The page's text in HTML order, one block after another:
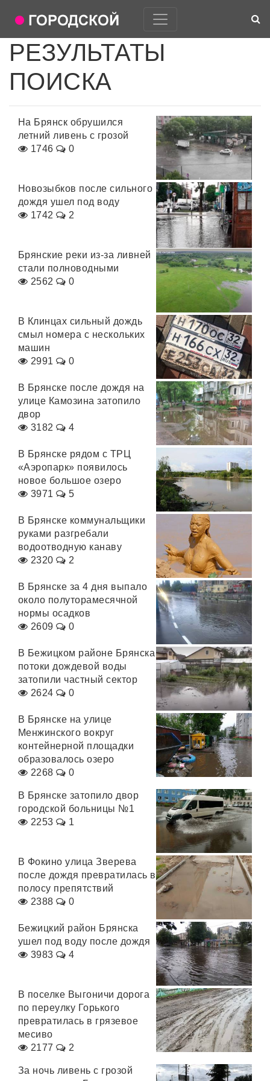
РЕЗУЛЬТАТЫ
ПОИСКА
На Брянск обрушился
летний ливень с грозой
1746
0
Новозыбков после сильного
дождя ушел под воду
1742
2
Брянские реки из-за ливней
стали полноводными
2562
0
В Клинцах сильный дождь
смыл номера с нескольких
машин
2991
0
В Брянске после дождя на
улице Камозина затопило
двор
3182
4
В Брянске рядом с ТРЦ
«Аэропарк» появилось
новое большое озеро
3971
5
В Брянске коммунальщики
руками разгребали
водоотводную канаву
2320
2
В Брянске за 4 дня выпало
около полуторамесячной
нормы осадков
2609
0
В Бежицком районе Брянска
потоки дождевой воды
затопили частный сектор
2624
0
В Брянске на улице
Менжинского вокруг
контейнерной площадки
образовалось озеро
2268
0
В Брянске затопило двор
городской больницы №1
2253
1
В Фокино улица Зверева
после дождя превратилась в
полосу препятствий
2388
0
Бежицкий район Брянска
ушел под воду после дождя
3983
4
В поселке Выгоничи дорога
по переулку Горького
превратилась в грязевое
месиво
2177
2
За ночь ливень с грозой